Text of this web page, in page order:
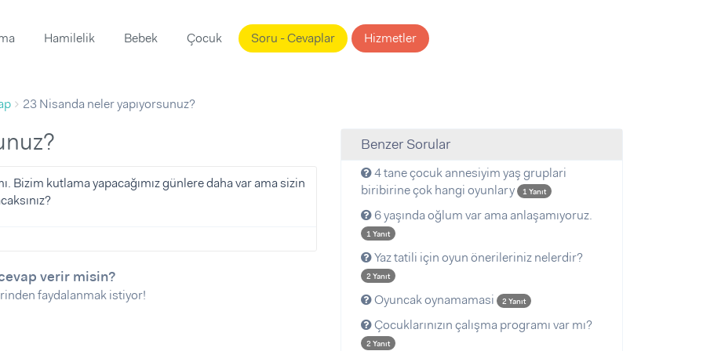
Hamilelik Bebek Çocuk Soru - Cevaplar Hizmetler
23 Nisanda neler yapıyorsunuz?
Bizim kutlama yapacağımız günlere daha var ama sizin
verir misin?
faydalanmak istiyor!
Benzer Sorular
4 tane çocuk annesiyim yaş gruplari
biribirine çok hangi oyunlary
1 Yanıt
6 yaşında oğlum var ama anlaşamıyoruz.
1 Yanıt
Yaz tatili için oyun önerileriniz nelerdir?
2 Yanıt
Oyuncak oynamamasi 2 Yanıt
Çocuklarınızın çalışma programı var mı?
2 Yanıt